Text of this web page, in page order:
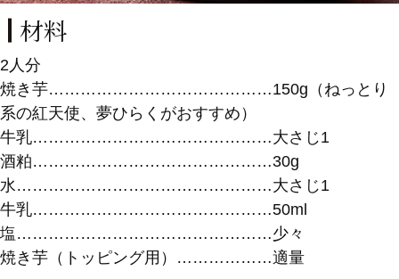
材料
2人分
焼き芋……………………………………150g（ねっとり
系の紅天使、夢ひらくがおすすめ）
牛乳………………………………………大さじ1
酒粕………………………………………30g
水…………………………………………大さじ1
牛乳………………………………………50ml
塩…………………………………………少々
焼き芋（トッピング用）………………適量